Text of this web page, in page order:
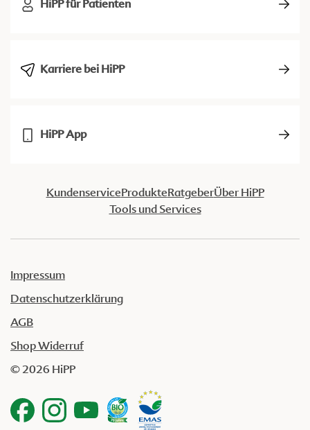
HiPP für Patienten
Karriere bei HiPP
HiPP App
KundenserviceProdukteRatgeberÜber HiPP
Tools und Services
Impressum
Datenschutzerklärung
AGB
Shop Widerruf
© 2026 HiPP